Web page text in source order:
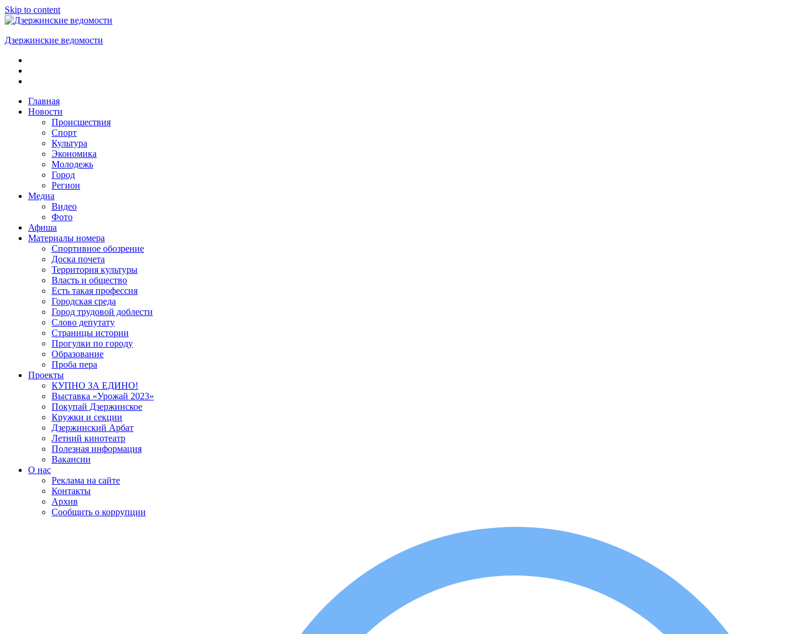
Skip to content
Дзержинские ведомости
ОБЩЕСТВЕННО-
ПОЛИТИЧЕСКАЯ
ГАЗЕТАГлавная
Новости
Происшествия
Спорт
Культура
Экономика
Молодежь
Город
Регион
Медиа
Видео
Фото
Афиша
Материалы номера
Спортивное обозрение
Доска почета
Территория культуры
Власть и общество
Есть такая профессия
Городская среда
Город трудовой доблести
Слово депутату
Страницы истории
Прогулки по городу
Образование
Проба пера
Проекты
КУПНО ЗА ЕДИНО!
Выставка «Урожай 2023»
Покупай Дзержинское
Кружки и секции
Дзержинский Арбат
Летний кинотеатр
Полезная информация
Вакансии
О нас
Реклама на сайте
Контакты
Архив
Сообщить о коррупции